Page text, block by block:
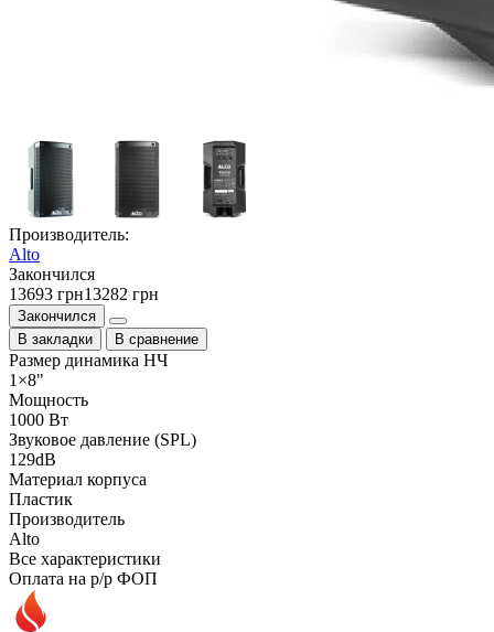
Производитель:
Alto
Закончился
13693 грн13282 грн
Закончился
В закладки
В сравнение
Размер динамика НЧ
1×8"
Мощность
1000 Вт
Звуковое давление (SPL)
129dB
Материал корпуса
Пластик
Производитель
Alto
Все характеристики
Оплата на р/р ФОП